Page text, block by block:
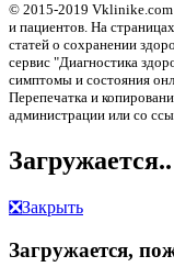
© 2015-2019 Vklinike.com
и пациентов. На
статей о сохранении
сервис "Диагностика
симптомы и состояния
Перепечатка и
администрации или со
Загружается..
❎Закрыть
Загружается,